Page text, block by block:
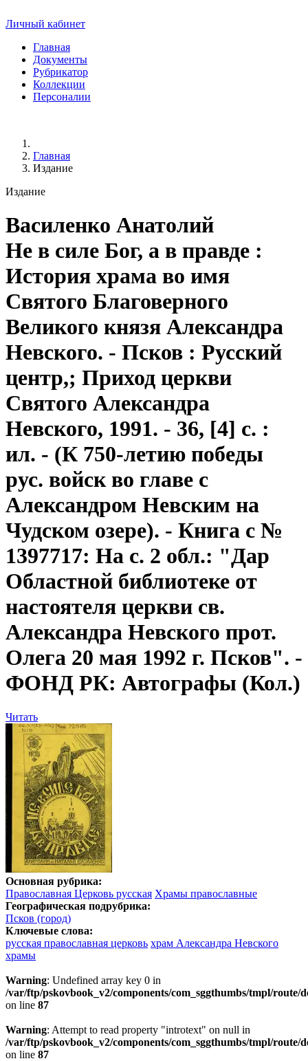
Личный кабинет
Главная
Документы
Рубрикатор
Коллекции
Персоналии
Главная
Издание
Издание
Василенко Анатолий
Не в силе Бог, а в правде :
История храма во имя
Святого Благоверного
Великого князя Александра
Невского. - Псков : Русский
центр,; Приход церкви
Святого Александра
Невского, 1991. - 36, [4] с. :
ил. - (К 750-летию победы
рус. войск во главе с
Александром Невским на
Чудском озере). - Книга с №
1397717: На с. 2 обл.: "Дар
Областной библиотеке от
настоятеля церкви св.
Александра Невского прот.
Олега 20 мая 1992 г. Псков". -
ФОНД РК: Автографы (Кол.)
Читать
Основная рубрика:
Православная Церковь русская Храмы православные
Географическая подрубрика:
Псков (город)
Ключевые слова:
русская православная церковь храм Александра Невского
храмы
Warning: Undefined array key 0 in
/var/ftp/pskovbook_v2/components/com_sggthumbs/tmpl/route/
on line 87
Warning: Attempt to read property "introtext" on null in
/var/ftp/pskovbook_v2/components/com_sggthumbs/tmpl/route/
on line 87